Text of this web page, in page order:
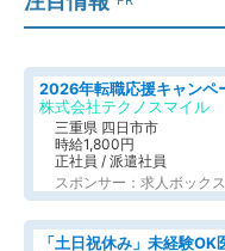
株式会社テクノスマイル
三重県 四日市市
時給1,800円
正社員 / 派遣社員
スポンサー：求人ボックス